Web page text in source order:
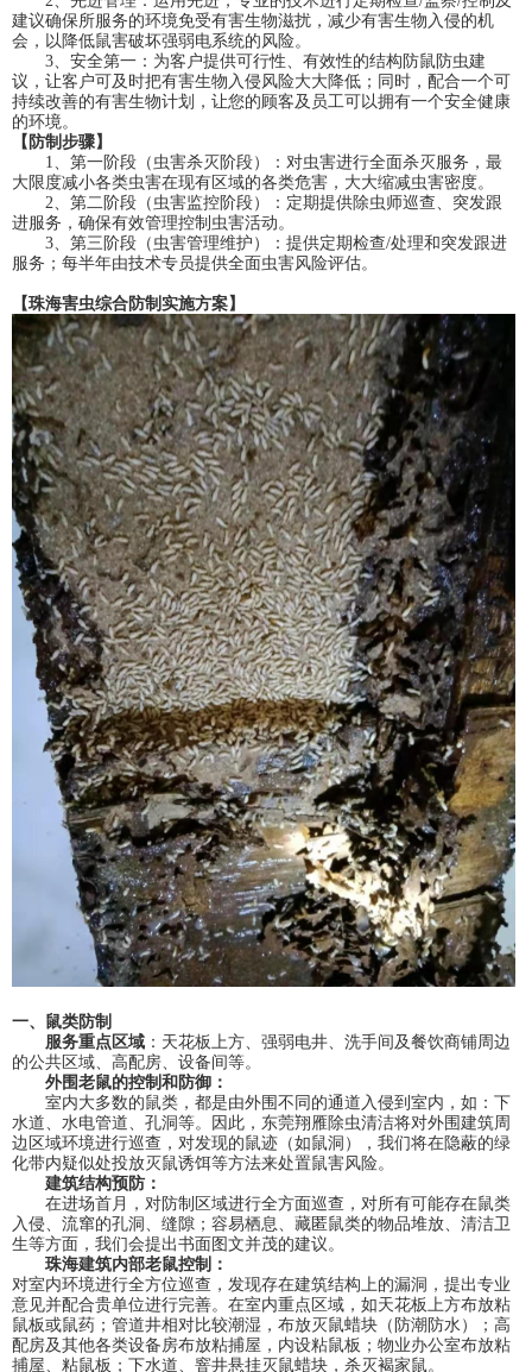
建议确保所服务的环境免受有害生物滋扰，减少有害生物入侵的机
会，以降低鼠害破坏强弱电系统的风险。
3、安全第一：为客户提供可行性、有效性的结构防鼠防虫建
议，让客户可及时把有害生物入侵风险大大降低；同时，配合一个可
持续改善的有害生物计划，让您的顾客及员工可以拥有一个安全健康
的环境。
【防制步骤】
1、第一阶段（虫害杀灭阶段）：对虫害进行全面杀灭服务，最
大限度减小各类虫害在现有区域的各类危害，大大缩减虫害密度。
2、第二阶段（虫害监控阶段）：定期提供除虫师巡查、突发跟
进服务，确保有效管理控制虫害活动。
3、第三阶段（虫害管理维护）：提供定期检查/处理和突发跟进
服务；每半年由技术专员提供全面虫害风险评估。
【珠海害虫综合防制实施方案】
一、鼠类防制
服务重点区域 ：天花板上方、强弱电井、洗手间及餐饮商铺周边
的公共区域、高配房、设备间等。
外围老鼠的控制和防御：
室内大多数的鼠类，都是由外围不同的通道入侵到室内，如：下
水道、水电管道、孔洞等。因此，东莞翔雁除虫清洁将对外围建筑周
边区域环境进行巡查，对发现的鼠迹（如鼠洞），我们将在隐蔽的绿
化带内疑似处投放灭鼠诱饵等方法来处置鼠害风险。
建筑结构预防：
在进场首月，对防制区域进行全方面巡查，对所有可能存在鼠类
入侵、流窜的孔洞、缝隙；容易栖息、藏匿鼠类的物品堆放、清洁卫
生等方面，我们会提出书面图文并茂的建议。
珠海建筑内部老鼠控制：
对室内环境进行全方位巡查，发现存在建筑结构上的漏洞，提出专业
意见并配合贵单位进行完善。在室内重点区域，如天花板上方布放粘
鼠板或鼠药；管道井相对比较潮湿，布放灭鼠蜡块（防潮防水）；高
配房及其他各类设备房布放粘捕屋，内设粘鼠板；物业办公室布放粘
捕屋、粘鼠板；下水道、窨井悬挂灭鼠蜡块，杀灭褐家鼠。